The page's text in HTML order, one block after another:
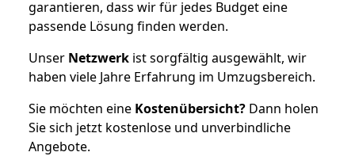
garantieren, dass wir für jedes Budget eine
passende Lösung finden werden.
Unser Netzwerk ist sorgfältig ausgewählt, wir
haben viele Jahre Erfahrung im Umzugsbereich.
Sie möchten eine Kostenübersicht? Dann holen
Sie sich jetzt kostenlose und unverbindliche
Angebote.